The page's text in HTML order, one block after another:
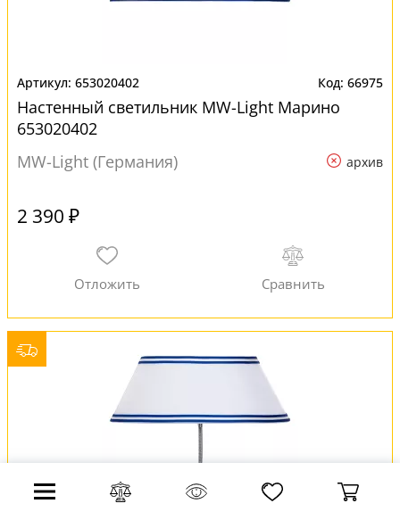
653020402 66975
Настенный светильник MW-Light Марино
653020402
MW-Light (Германия)
архив
2 390 ₽